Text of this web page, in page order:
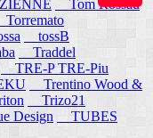
Tom Rossau
Torremato
tossB
Traddel
TRE-P TRE-Piu
Trentino Wood &
Trizo21
Design
TUBES